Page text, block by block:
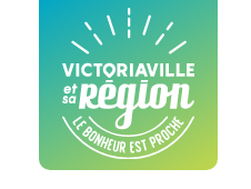
contenu